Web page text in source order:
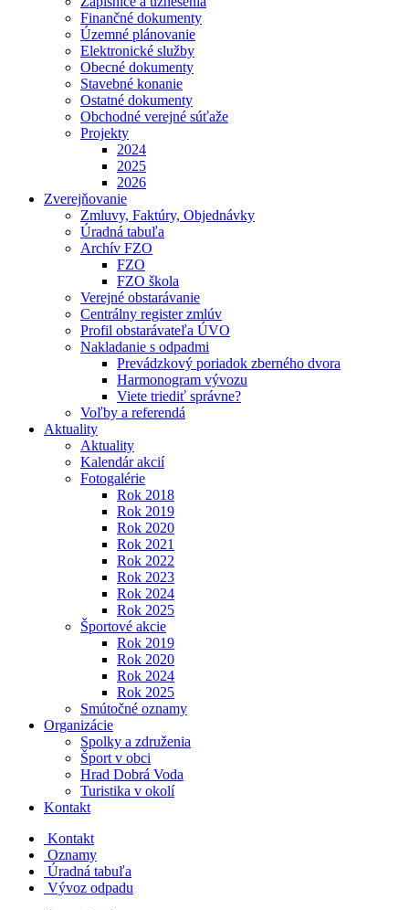
Finančné dokumenty
Územné plánovanie
Elektronické služby
Obecné dokumenty
Stavebné konanie
Ostatné dokumenty
Obchodné verejné súťaže
Projekty
2024
2025
2026
Zverejňovanie
Zmluvy, Faktúry, Objednávky
Úradná tabuľa
Archív FZO
FZO
FZO škola
Verejné obstarávanie
Centrálny register zmlúv
Profil obstarávateľa ÚVO
Nakladanie s odpadmi
Prevádzkový poriadok zberného dvora
Harmonogram vývozu
Viete triediť správne?
Voľby a referendá
Aktuality
Aktuality
Kalendár akcií
Fotogalérie
Rok 2018
Rok 2019
Rok 2020
Rok 2021
Rok 2022
Rok 2023
Rok 2024
Rok 2025
Športové akcie
Rok 2019
Rok 2020
Rok 2024
Rok 2025
Smútočné oznamy
Organizácie
Spolky a združenia
Šport v obci
Hrad Dobrá Voda
Turistika v okolí
Kontakt
Kontakt
Oznamy
Úradná tabuľa
Vývoz odpadu